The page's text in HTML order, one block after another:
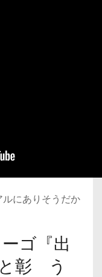
にありそうだか
ゴ『出
彰 う